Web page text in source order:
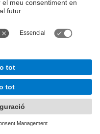
reivindiquen el
en Enginyeria
TV3
2013-2014: